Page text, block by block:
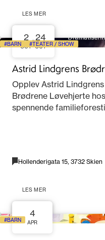
LES MER
BARN TEATER / SHOW
2
OCT
-24
OCT
Astrid Lindgrens
Opplev Astrid
Brødrene Løvehjerte
spennende
Hollenderigata 15, 3732 Skien
LES MER
BARN
4
APR